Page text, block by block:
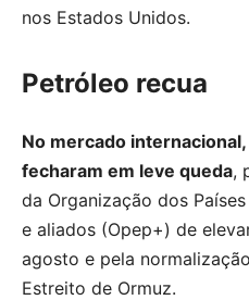
nos Estados Unidos.
Petróleo recua
No mercado
fecharam em leve queda,
da Organização dos
e aliados (Opep+) de
agosto e pela
Estreito de Ormuz.